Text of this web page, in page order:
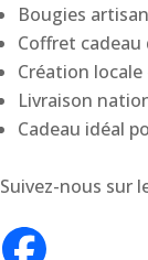
Bougies
Coffret
Création
Livraison
Cadeau idéal
Suivez-nous sur